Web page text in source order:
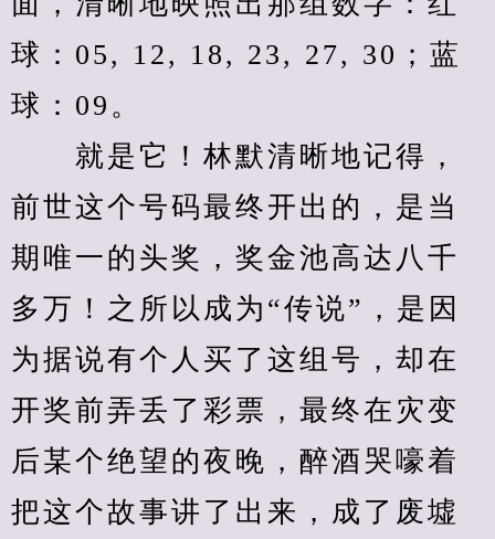
球：05, 12, 18, 23, 27, 30；蓝
球：09。
就是它！林默清晰地记得，
前世这个号码最终开出的，是当
期唯一的头奖，奖金池高达八千
多万！之所以成为“传说”，是因
为据说有个人买了这组号，却在
开奖前弄丢了彩票，最终在灾变
后某个绝望的夜晚，醉酒哭嚎着
把这个故事讲了出来，成了废墟